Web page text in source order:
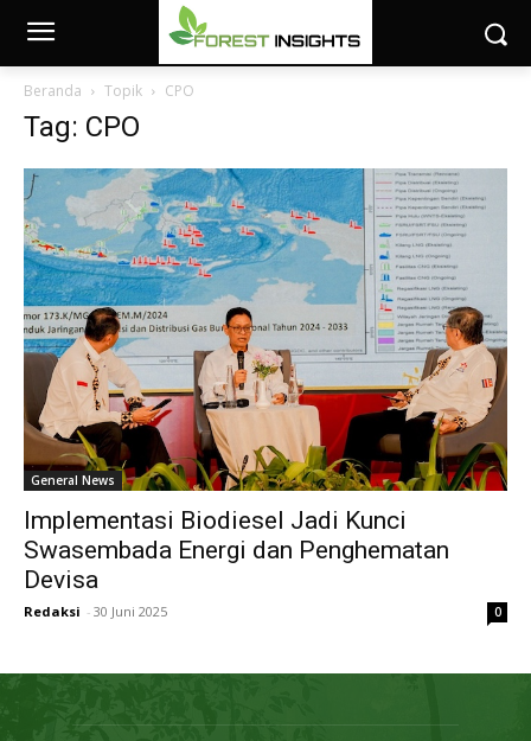
Beranda Topik CPO
Tag: CPO
General News
Implementasi Biodiesel Jadi Kunci
Swasembada Energi dan Penghematan
Devisa
Redaksi - 30 Juni 2025 0